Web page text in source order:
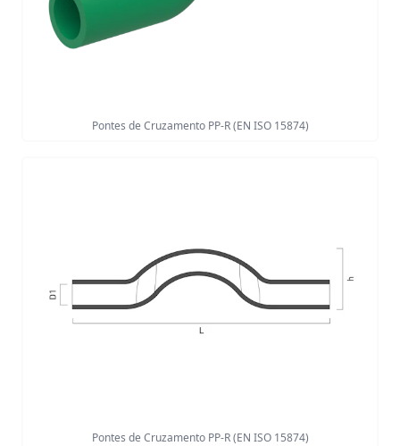
Pontes de Cruzamento PP-R (EN ISO 15874)
Pontes de Cruzamento PP-R (EN ISO 15874)